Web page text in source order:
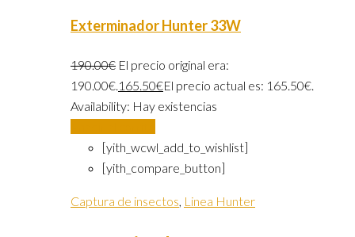
Exterminador Hunter 33W
190.00€ El precio original era:
190.00€. 165.50€El precio actual es: 165.50€.
Availability: Hay existencias
[yith_wcwl_add_to_wishlist]
[yith_compare_button]
Captura de insectos Linea Hunter